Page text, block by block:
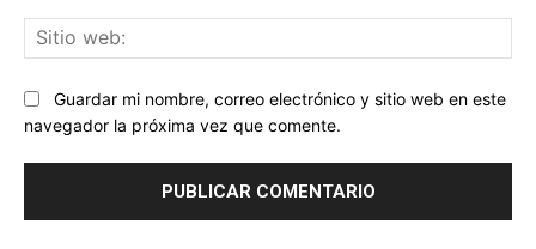
Guardar mi nombre, correo electrónico y sitio web en este
navegador la próxima vez que comente.